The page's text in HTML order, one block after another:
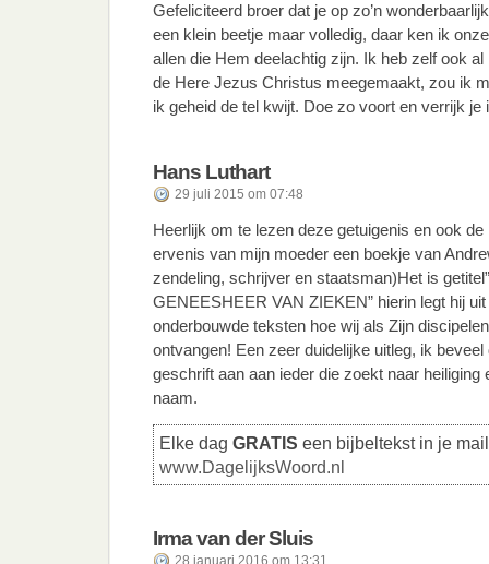
Gefeliciteerd broer dat je op zo’n
een klein beetje maar volledig, daar ken ik
allen die Hem deelachtig zijn. Ik heb zelf ook
de Here Jezus Christus meegemaakt, zou ik
ik geheid de tel kwijt. Doe zo voort en verrijk je
Hans Luthart
29 juli 2015 om 07:48
Heerlijk om te lezen deze getuigenis en ook
ervenis van mijn moeder een boekje van
zendeling, schrijver en staatsman)Het is
GENEESHEER VAN ZIEKEN” hierin legt hij
onderbouwde teksten hoe wij als Zijn
ontvangen! Een zeer duidelijke uitleg, ik
geschrift aan aan ieder die zoekt naar heiliging
naam.
Elke dag GRATIS een bijbeltekst in je
www.DagelijksWoord.nl
Irma van der Sluis
28 januari 2016 om 13:31